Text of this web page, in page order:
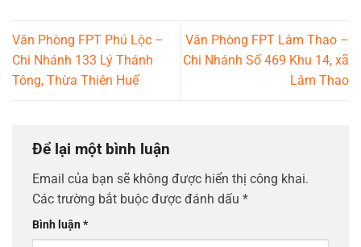
Văn Phòng FPT Phú Lộc –
Chi Nhánh 133 Lý Thánh
Tông, Thừa Thiên Huế
Văn Phòng FPT Lâm Thao –
Chi Nhánh Số 469 Khu 14, xã
Lâm Thao
Để lại một bình luận
Email của bạn sẽ không được hiển thị công khai.
Các trường bắt buộc được đánh dấu *
Bình luận*